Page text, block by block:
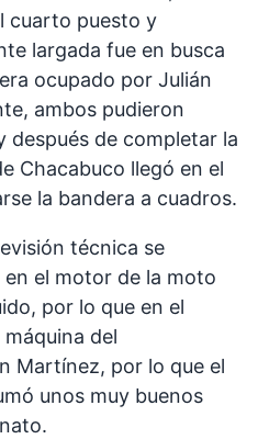
cuarto puesto y
largada fue en busca
ocupado por Julián
ambos pudieron
después de completar la
Chacabuco llegó en el
la bandera a cuadros.
técnica se
el motor de la moto
por lo que en el
del
Martínez, por lo que el
unos muy buenos